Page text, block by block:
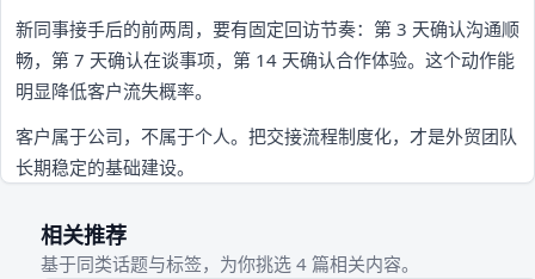
新同事接手后的前两周，要有固定回访节奏：第 3 天确认沟通顺
畅，第 7 天确认在谈事项，第 14 天确认合作体验。这个动作能
明显降低客户流失概率。
客户属于公司，不属于个人。把交接流程制度化，才是外贸团队
长期稳定的基础建设。
相关推荐
基于同类话题与标签，为你挑选 4 篇相关内容。